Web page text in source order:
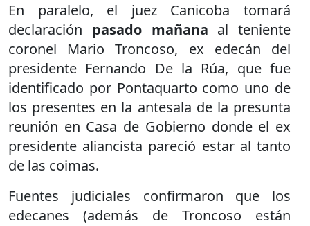
En paralelo, el juez Canicoba tomará
declaración pasado mañana al teniente
coronel Mario Troncoso, ex edecán del
presidente Fernando De la Rúa, que fue
identificado por Pontaquarto como uno de
los presentes en la antesala de la presunta
reunión en Casa de Gobierno donde el ex
presidente aliancista pareció estar al tanto
de las coimas.
Fuentes judiciales confirmaron que los
edecanes (además de Troncoso están